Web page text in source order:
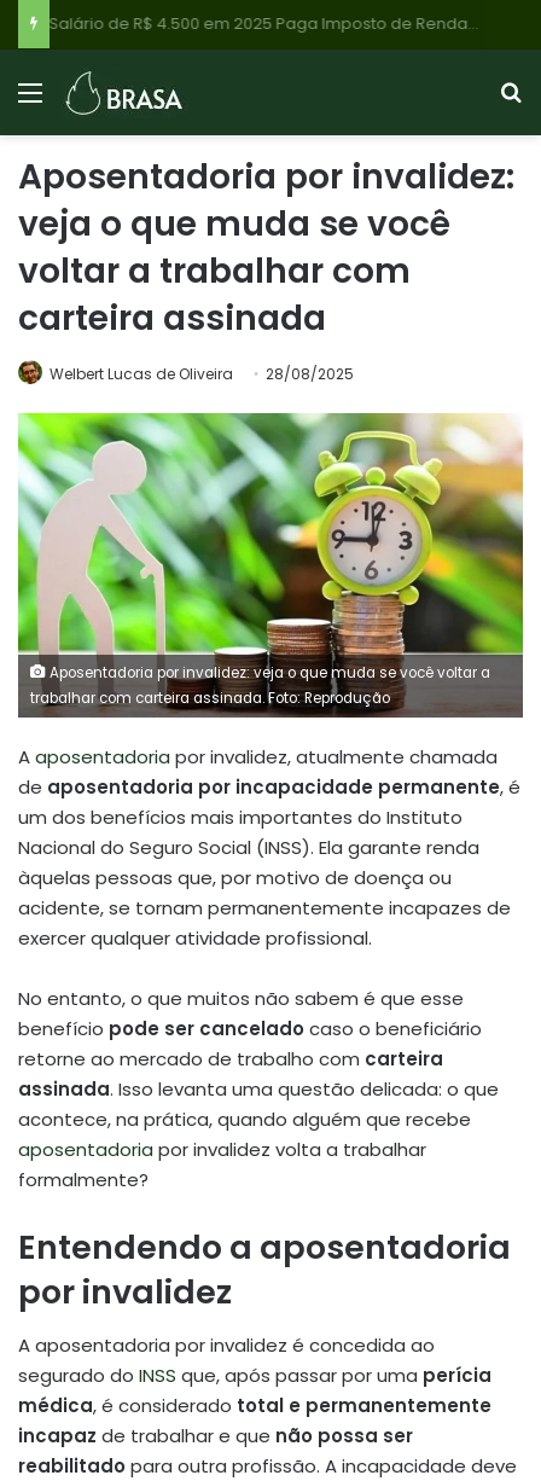
Aposentadoria por invalidez:
veja o que muda se você
voltar a trabalhar com
carteira assinada
Welbert Lucas de Oliveira 28/08/2025
Aposentadoria por invalidez: veja o que muda se você voltar a
trabalhar com carteira assinada. Foto: Reprodução
Aaposentadoria por invalidez, atualmente chamada
de aposentadoria por incapacidade permanente, é
um dos benefícios mais importantes do Instituto
Nacional do Seguro Social (INSS). Ela garante renda
àquelas pessoas que, por motivo de doença ou
acidente, se tornam permanentemente incapazes de
exercer qualquer atividade profissional.
No entanto, o que muitos não sabem é que esse
benefício pode ser cancelado caso o beneficiário
retorne ao mercado de trabalho com carteira
assinada. Isso levanta uma questão delicada: o que
acontece, na prática, quando alguém que recebe
aposentadoria por invalidez volta a trabalhar
formalmente?
Entendendo a aposentadoria
por invalidez
A aposentadoria por invalidez é concedida ao
segurado do INSS que, após passar por uma perícia
médica, é considerado total e permanentemente
incapaz de trabalhar e que não possa ser
reabilitado para outra profissão. A incapacidade deve